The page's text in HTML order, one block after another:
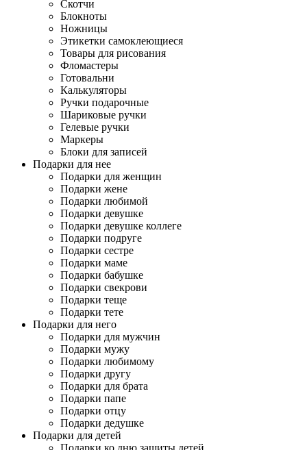
Скотчи
Блокноты
Ножницы
Этикетки самоклеющиеся
Товары для рисования
Фломастеры
Готовальни
Калькуляторы
Ручки подарочные
Шариковые ручки
Гелевые ручки
Маркеры
Блоки для записей
Подарки для нее
Подарки для женщин
Подарки жене
Подарки любимой
Подарки девушке
Подарки девушке коллеге
Подарки подруге
Подарки сестре
Подарки маме
Подарки бабушке
Подарки свекрови
Подарки теще
Подарки тете
Подарки для него
Подарки для мужчин
Подарки мужу
Подарки любимому
Подарки другу
Подарки для брата
Подарки папе
Подарки отцу
Подарки дедушке
Подарки для детей
Подарки ко дню защиты детей